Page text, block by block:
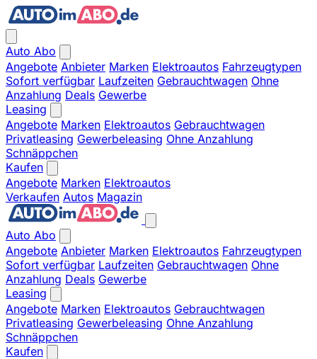
Auto Abo
Angebote Anbieter Marken Elektroautos Fahrzeugtypen
Sofort verfügbar Laufzeiten Gebrauchtwagen Ohne
Anzahlung Deals Gewerbe
Leasing
Angebote Marken Elektroautos Gebrauchtwagen
Privatleasing Gewerbeleasing Ohne Anzahlung
Schnäppchen
Kaufen
Angebote Marken Elektroautos
Verkaufen Autos Magazin
Auto Abo
Angebote Anbieter Marken Elektroautos Fahrzeugtypen
Sofort verfügbar Laufzeiten Gebrauchtwagen Ohne
Anzahlung Deals Gewerbe
Leasing
Angebote Marken Elektroautos Gebrauchtwagen
Privatleasing Gewerbeleasing Ohne Anzahlung
Schnäppchen
Kaufen